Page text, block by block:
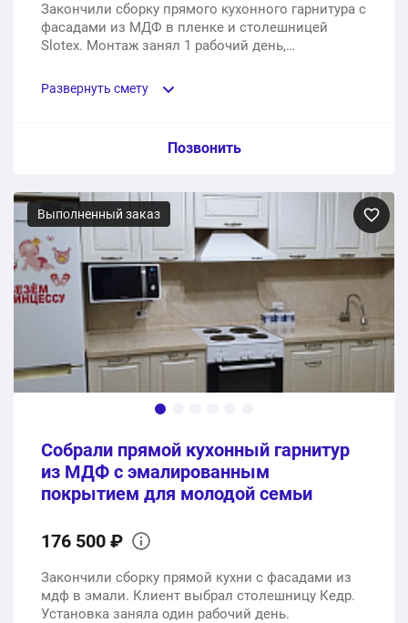
Закончили сборку прямого кухонного гарнитура с
фасадами из МДФ в пленке и столешницей
Slotex. Монтаж занял 1 рабочий день,
Развернуть смету
Пункт сметы / Ед. изм. / Цена
Прямая кухня с фасадами из мдф в пленке,
столешница Slotex
1 шт. 149200 ₽
Сборка и врезка техники
1 услуга 32130 ₽
Общая стоимость:
Позвонить
Выполненный заказ
Собрали прямой кухонный гарнитур
из МДФ с эмалированным
покрытием для молодой семьи
176 500 ₽
Закончили сборку прямой кухни с фасадами из
мдф в эмали. Клиент выбрал столешницу Кедр.
Установка заняла один рабочий день.